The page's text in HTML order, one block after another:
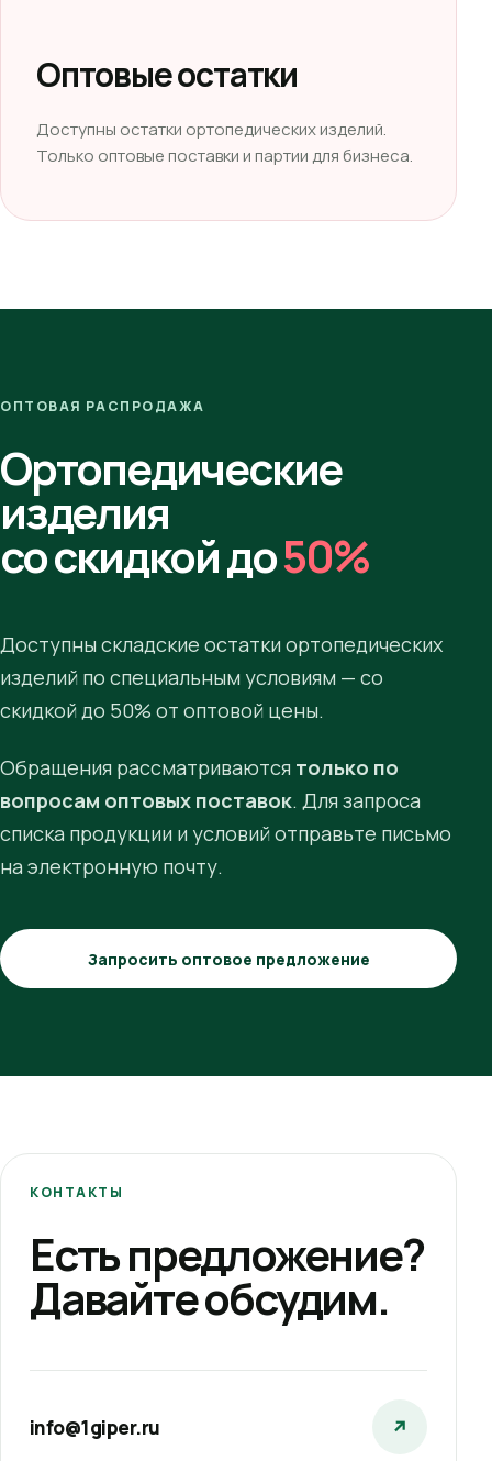
Оптовые остатки
Доступны остатки ортопедических изделий.
Только оптовые поставки и партии для бизнеса.
ОПТОВАЯ РАСПРОДАЖА
Ортопедические
изделия
со скидкой до50%
Доступны складские остатки ортопедических
изделий по специальным условиям — со
скидкой до 50% от оптовой цены.
Обращения рассматриваются только по
вопросам оптовых поставок. Для запроса
списка продукции и условий отправьте письмо
на электронную почту.
Запросить оптовое предложение
КОНТАКТЫ
Есть предложение?
Давайте обсудим.
info@1giper.ru ↗